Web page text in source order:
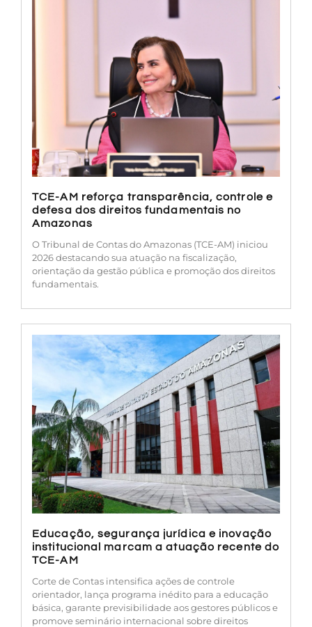
TCE-AM reforça transparência, controle e
defesa dos direitos fundamentais no
Amazonas
O Tribunal de Contas do Amazonas (TCE-AM) iniciou
2026 destacando sua atuação na fiscalização,
orientação da gestão pública e promoção dos direitos
fundamentais.
Educação, segurança jurídica e inovação
institucional marcam a atuação recente do
TCE-AM
Corte de Contas intensifica ações de controle
orientador, lança programa inédito para a educação
básica, garante previsibilidade aos gestores públicos e
promove seminário internacional sobre direitos